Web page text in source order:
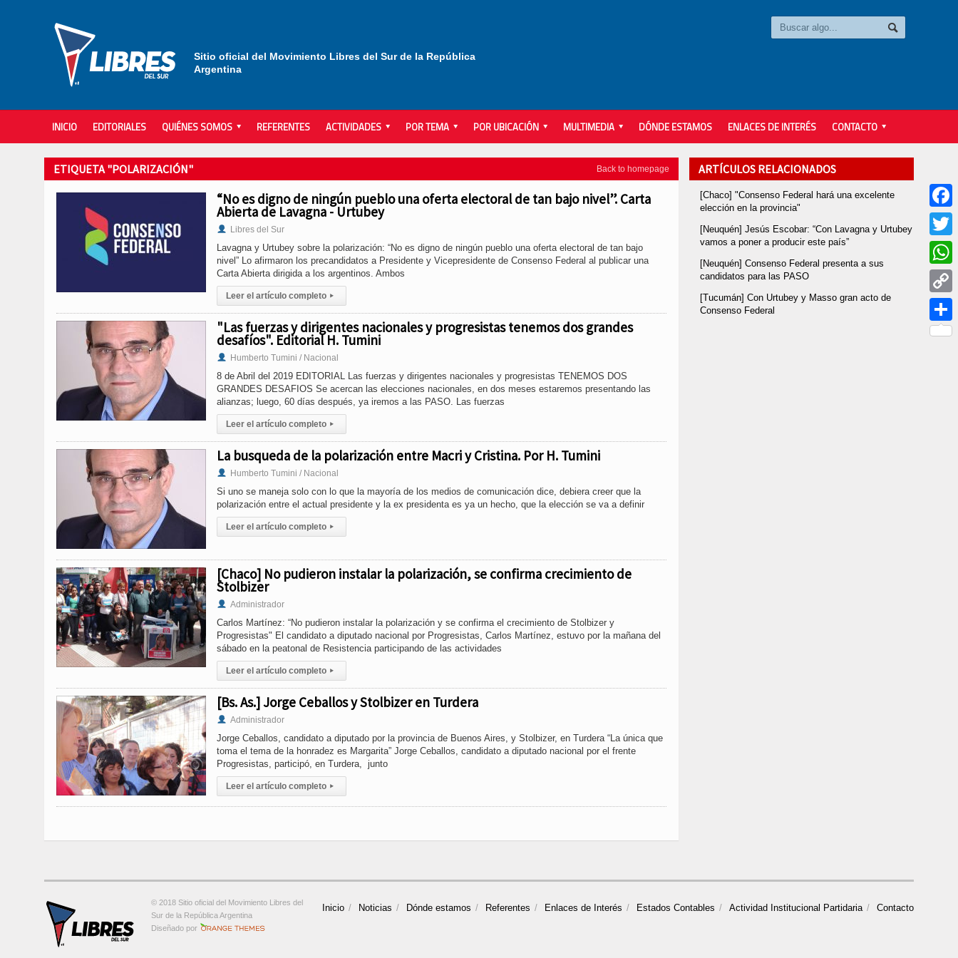
Sitio oficial del Movimiento Libres del Sur de la República
Argentina
INICIO EDITORIALES QUIÉNES SOMOS REFERENTES ACTIVIDADES POR TEMA POR UBICACIÓN MULTIMEDIA DÓNDE ESTAMOS ENLACES DE INTERÉS CONTACTO
Back to homepage
ETIQUETA "POLARIZACIÓN"
“No es digno de ningún pueblo una oferta electoral de tan bajo nivel”. Carta
Abierta de Lavagna - Urtubey
Libres del Sur
Lavagna y Urtubey sobre la polarización: “No es digno de ningún pueblo una oferta electoral de tan bajo
nivel” Lo afirmaron los precandidatos a Presidente y Vicepresidente de Consenso Federal al publicar una
Carta Abierta dirigida a los argentinos. Ambos
Leer el artículo completo ▸
"Las fuerzas y dirigentes nacionales y progresistas tenemos dos grandes
desafíos". Editorial H. Tumini
Humberto Tumini / Nacional
8 de Abril del 2019 EDITORIAL Las fuerzas y dirigentes nacionales y progresistas TENEMOS DOS
GRANDES DESAFIOS Se acercan las elecciones nacionales, en dos meses estaremos presentando las
alianzas; luego, 60 días después, ya iremos a las PASO. Las fuerzas
Leer el artículo completo ▸
La busqueda de la polarización entre Macri y Cristina. Por H. Tumini
Humberto Tumini / Nacional
Si uno se maneja solo con lo que la mayoría de los medios de comunicación dice, debiera creer que la
polarización entre el actual presidente y la ex presidenta es ya un hecho, que la elección se va a definir
Leer el artículo completo ▸
[Chaco] No pudieron instalar la polarización, se confirma crecimiento de
Stolbizer
Administrador
Carlos Martínez: “No pudieron instalar la polarización y se confirma el crecimiento de Stolbizer y
Progresistas" El candidato a diputado nacional por Progresistas, Carlos Martínez, estuvo por la mañana del
sábado en la peatonal de Resistencia participando de las actividades
Leer el artículo completo ▸
[Bs. As.] Jorge Ceballos y Stolbizer en Turdera
Administrador
Jorge Ceballos, candidato a diputado por la provincia de Buenos Aires, y Stolbizer, en Turdera “La única que
toma el tema de la honradez es Margarita” Jorge Ceballos, candidato a diputado nacional por el frente
Progresistas, participó, en Turdera, junto
Leer el artículo completo ▸
ARTÍCULOS RELACIONADOS
[Chaco] "Consenso Federal hará una excelente
elección en la provincia"
[Neuquén] Jesús Escobar: “Con Lavagna y Urtubey
vamos a poner a producir este país”
[Neuquén] Consenso Federal presenta a sus
candidatos para las PASO
[Tucumán] Con Urtubey y Masso gran acto de
Consenso Federal
Inicio Noticias Dónde estamos Referentes Enlaces de Interés Estados Contables Actividad Institucional Partidaria Contacto
© 2018 Sitio oficial del Movimiento Libres del
Sur de la República Argentina
Diseñado por
Orange-Themes.com
Twitter
Copy
Link